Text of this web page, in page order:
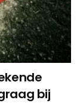
bij